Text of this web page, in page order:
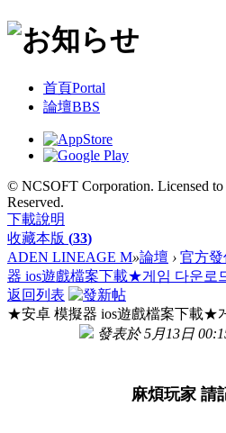
首頁Portal
論壇BBS
© NCSOFT Corporation. Licensed
Reserved.
下載說明
收藏本版 (33)
ADEN LINEAGE M»論壇 › 官方發
器 ios遊戲檔案下載★게임 다운로
返回列表
★安卓 模擬器 ios遊戲檔案下載★
發表於 5月13日
麻煩玩家 請